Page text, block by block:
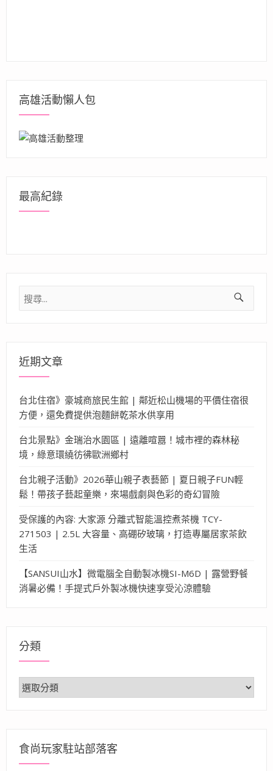
高雄活動懶人包
最高紀錄
搜
尋
近期文章
台北住宿》豪城商旅民生館 | 鄰近松山機場的平價住宿很
方便，還免費提供泡麵餅乾茶水供享用
台北景點》金瑞治水園區 | 遠離喧囂！城市裡的森林秘
境，綠意環繞彷彿歐洲鄉村
台北親子活動》2026華山親子表藝節 | 夏日親子FUN輕
鬆！帶孩子藝起童樂，來場戲劇與色彩的奇幻冒險
受保護的內容: 大家源 分離式智能溫控煮茶機 TCY-
271503 | 2.5L 大容量、高硼矽玻璃，打造專屬居家茶飲
生活
【SANSUI山水】微電腦全自動製冰機SI-M6D | 露營野餐
消暑必備！手提式戶外製冰機快速享受沁涼體驗
分類
分
類
食尚玩家駐站部落客